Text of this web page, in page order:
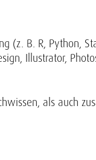
B. R, Python,
Illustrator,
als auch